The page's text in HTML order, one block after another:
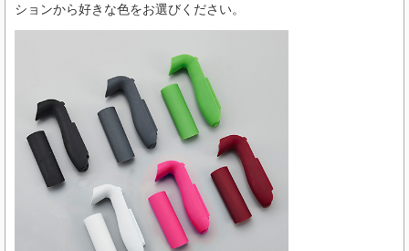
ションから好きな色をお選びください。